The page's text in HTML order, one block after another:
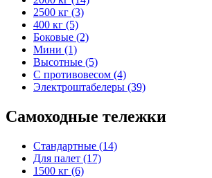
2500 кг (3)
400 кг (5)
Боковые (2)
Мини (1)
Высотные (5)
С противовесом (4)
Электроштабелеры (39)
Самоходные тележки
Стандартные (14)
Для палет (17)
1500 кг (6)